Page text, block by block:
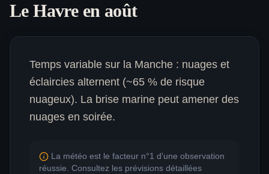
Le Havreen août
Temps variable sur la Manche : nuages et
éclaircies alternent (~65 % de risque
nuageux). La brise marine peut amener des
nuages en soirée.
La météo est le facteur n°1 d'une observation
réussie. Consultez les prévisions détaillées